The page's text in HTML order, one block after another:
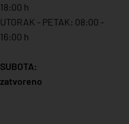
18:00 h
UTORAK - PETAK: 08:00 -
16:00 h
SUBOTA:
zatvoreno